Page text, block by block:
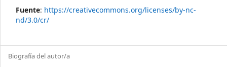
Fuente: https://creativecommons.org/licenses/by-nc-
nd/3.0/cr/
Biografía del autor/a